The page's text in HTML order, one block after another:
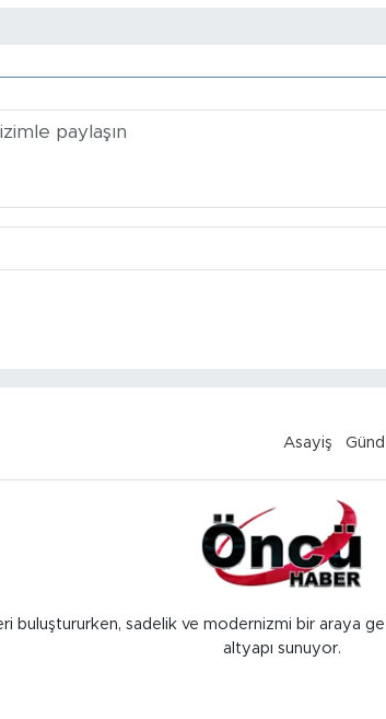
Asayiş
buluştururken, sadelik ve modernizmi bir araya
altyapı sunuyor.